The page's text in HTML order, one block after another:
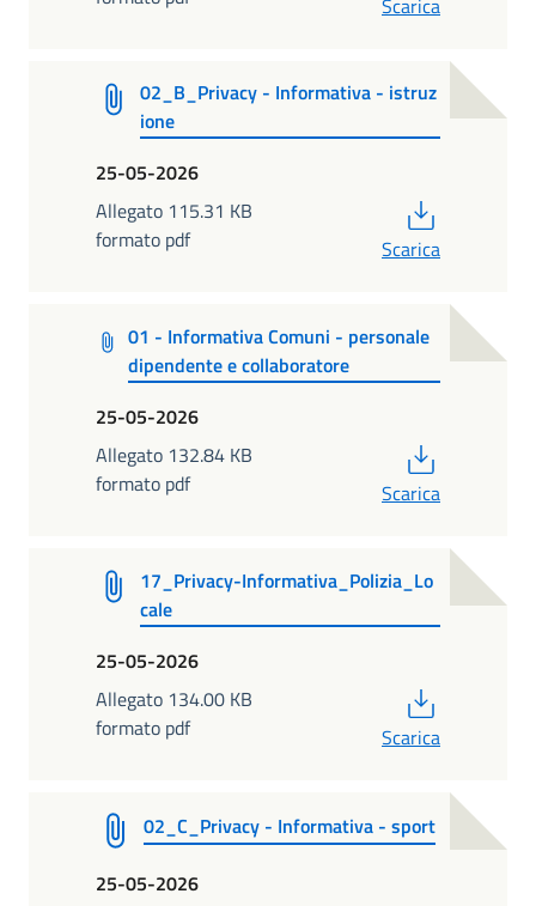
02_B_Privacy - Informativa - istruz
ione
25-05-2026
Allegato 115.31 KB
formato pdf
Scarica
01 - Informativa Comuni - personale
dipendente e collaboratore
25-05-2026
Allegato 132.84 KB
formato pdf
Scarica
17_Privacy-Informativa_Polizia_Lo
cale
25-05-2026
Allegato 134.00 KB
formato pdf
Scarica
02_C_Privacy - Informativa - sport
25-05-2026